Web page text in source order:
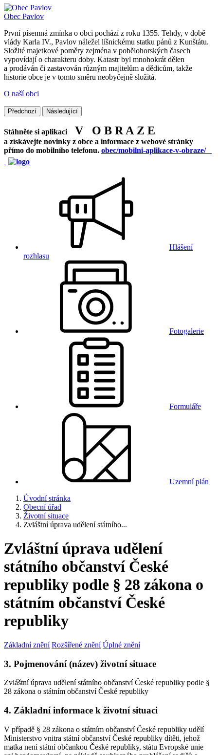
Obec Pavlov
První písemná zmínka o obci pochází z roku 1355. Tehdy, v době
vlády Karla IV., Pavlov náležel líšnickému statku pánů z Kunštátu.
Složité majetkové poměry zejména v pobělohorských časech
vypovídají o charakteru doby. Katastr byl mnohokrát dělen
a prodáván či zastavován různým majitelům a dědicům, takže
historie obce je v tomto směru neobyčejně složitá.
O naší obci
Předchozí Následující
Stáhněte si aplikaci V O B R A Z E
a získávejte novinky z obce a informace z webové stránky
přímo do mobilního telefonu. obec/mobilni-aplikace-v-obraze/
Hlášení
rozhlasu
Fotogalerie
Formuláře
Uzemní plán
Úvodní stránka
Obecní úřad
Životní situace
Zvláštní úprava udělení státního...
Zvláštní úprava udělení
státního občanství České
republiky podle § 28 zákona o
státním občanství České
republiky
Základní znění Rozšířené znění Úplné znění
3. Pojmenování (název) životní situace
Zvláštní úprava udělení státního občanství České republiky podle §
28 zákona o státním občanství České republiky
4. Základní informace k životní situaci
V případě § 28 zákona o státním občanství České republiky udělí
Ministerstvo vnitra státní občanství České republiky dítěti, jehož
matka není státní občankou České republiky, státu Evropské unie